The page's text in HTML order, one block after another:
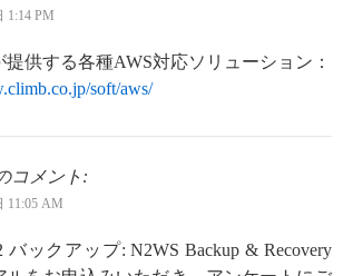
1:14 PM
提供する各種AWS対応ソリューション：
soft/aws/
コメント:
11:05 AM
バックアップ: N2WS Backup & Recovery